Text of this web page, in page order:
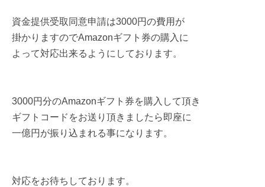
資金提供受取同意申請は3000円の費用が
掛かりますのでAmazonギフト券の購入に
よって対応出来るようにしております。
3000円分のAmazonギフト券を購入して頂き
ギフトコードをお送り頂きましたら即座に
一億円が振り込まれる事になります。
対応をお待ちしております。